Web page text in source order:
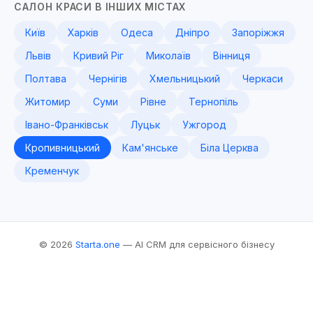
САЛОН КРАСИ В ІНШИХ МІСТАХ
Київ Харків Одеса Дніпро
Запоріжжя
Львів
Кривий Ріг Миколаїв
Вінниця
Полтава
Чернігів Хмельницький
Черкаси
Житомир
Суми Рівне
Тернопіль
Івано-Франківськ
Луцьк
Ужгород
Кропивницький
Кам'янське
Біла Церква
Кременчук
© 2026 Starta.one — AI CRM для сервісного бізнесу